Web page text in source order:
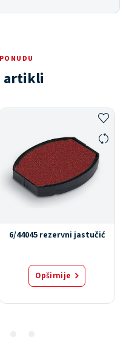
artikli
6/44045 rezervni jastučić
Opširnije